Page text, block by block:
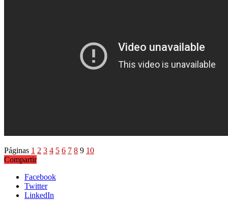
Páginas 1 2 3 4 5 6 7 8 9 10
Compartir
Facebook
Twitter
LinkedIn